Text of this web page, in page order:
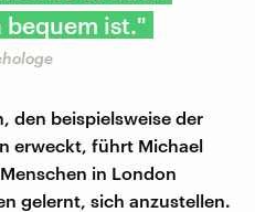
bequem ist."
den beispielsweise der
erweckt, führt Michael
in London
gelernt, sich anzustellen.